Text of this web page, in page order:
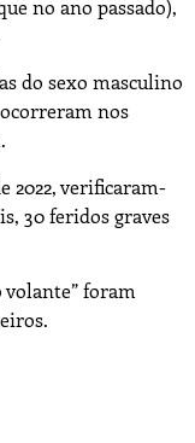
no ano passado),
do sexo masculino
nos
2022, verificaram-
30 feridos graves
volante” foram